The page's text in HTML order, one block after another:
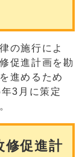
の施行によ
促進計画を勘
進めるため
3月に策定
修促進計